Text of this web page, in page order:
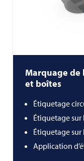
Marquage de
et boîtes
Étiquetage
Étiquetage sur
Étiquetage sur
Application